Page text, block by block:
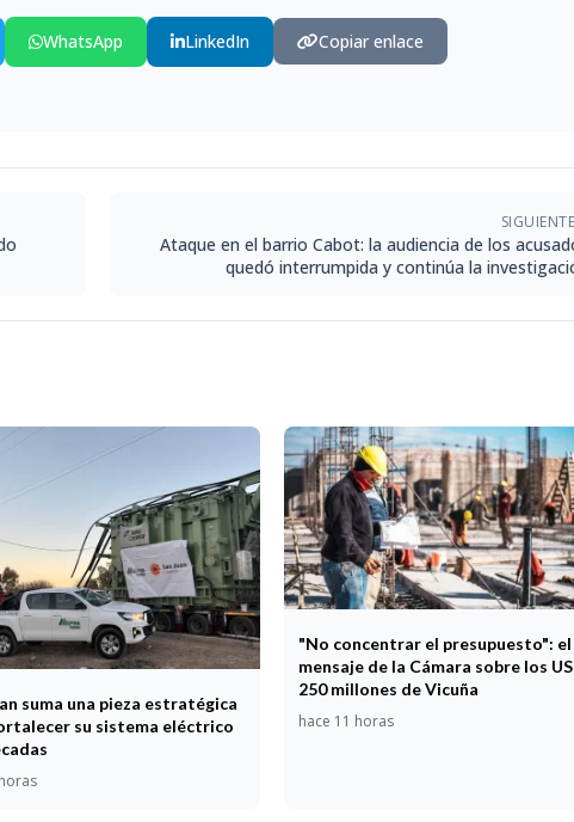
WhatsApp LinkedIn Copiar enlace
Ataque en el barrio Cabot: la audiencia de los
quedó interrumpida y continúa la
suma una pieza estratégica
su sistema eléctrico
"No concentrar el presupuesto": el
mensaje de la Cámara sobre los
250 millones de Vicuña
hace 11 horas